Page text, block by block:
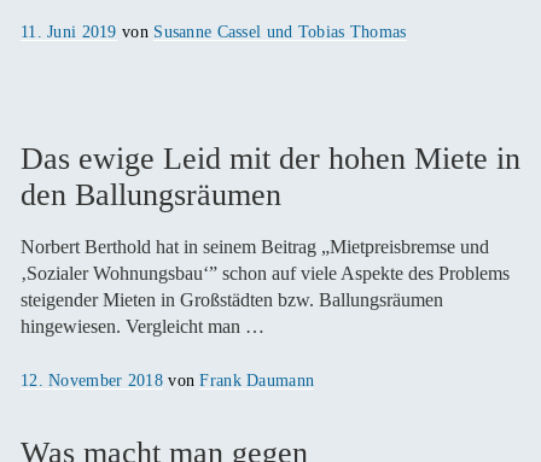
Veröffentlicht
11. Juni 2019 von Susanne Cassel und Tobias Thomas
Das ewige Leid mit der hohen Miete in
den Ballungsräumen
Norbert Berthold hat in seinem Beitrag „Mietpreisbremse und
‚Sozialer Wohnungsbau‘” schon auf viele Aspekte des Problems
steigender Mieten in Großstädten bzw. Ballungsräumen
hingewiesen. Vergleicht man …
Veröffentlicht
12. November 2018 vonFrank Daumann
Was macht man gegen